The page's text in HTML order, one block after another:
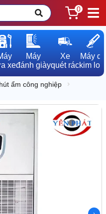
0
xe
Máy
đánh giày
Xe
quét rác
Máy dò
kim loại
ẩm công nghiệp